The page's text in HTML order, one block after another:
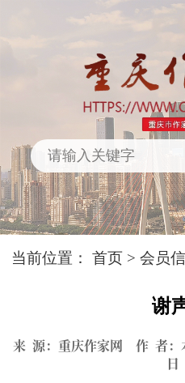
当前位置：首页 >会员
谢
来 源：重庆作家网 作 者